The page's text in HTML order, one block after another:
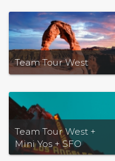
Team Tour West
Team Tour West +
Mini Yos + SFO